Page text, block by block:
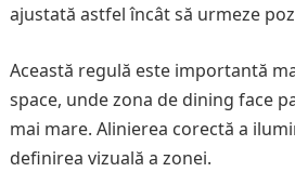
ajustată astfel încât să urmeze
Această regulă este importantă
space, unde zona de dining face
mai mare. Alinierea corectă a
definirea vizuală a zonei.